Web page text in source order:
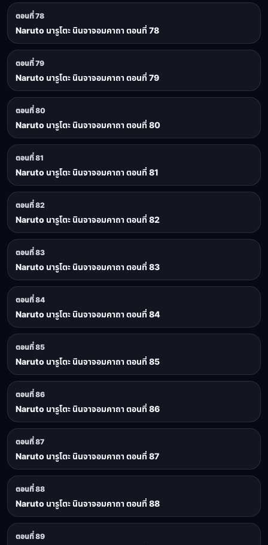
ตอนที่ 78
Naruto นารูโตะ นินจาจอมคาถา ตอนที่ 78
ตอนที่ 79
Naruto นารูโตะ นินจาจอมคาถา ตอนที่ 79
ตอนที่ 80
Naruto นารูโตะ นินจาจอมคาถา ตอนที่ 80
ตอนที่ 81
Naruto นารูโตะ นินจาจอมคาถา ตอนที่ 81
ตอนที่ 82
Naruto นารูโตะ นินจาจอมคาถา ตอนที่ 82
ตอนที่ 83
Naruto นารูโตะ นินจาจอมคาถา ตอนที่ 83
ตอนที่ 84
Naruto นารูโตะ นินจาจอมคาถา ตอนที่ 84
ตอนที่ 85
Naruto นารูโตะ นินจาจอมคาถา ตอนที่ 85
ตอนที่ 86
Naruto นารูโตะ นินจาจอมคาถา ตอนที่ 86
ตอนที่ 87
Naruto นารูโตะ นินจาจอมคาถา ตอนที่ 87
ตอนที่ 88
Naruto นารูโตะ นินจาจอมคาถา ตอนที่ 88
ตอนที่ 89